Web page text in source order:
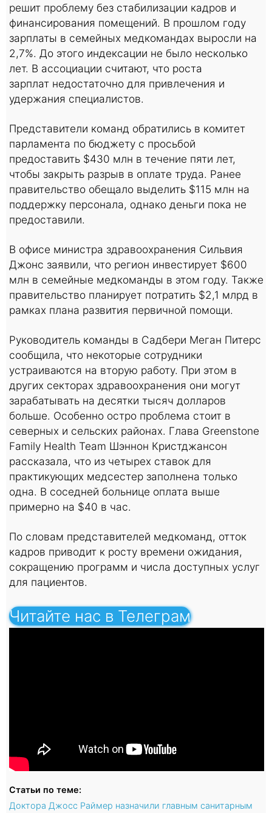
решит проблему без стабилизации кадров и
финансирования помещений. В прошлом году
зарплаты в семейных медкомандах выросли на
2,7%. До этого индексации не было несколько
лет. В ассоциации считают, что роста
зарплат недостаточно для привлечения и
удержания специалистов.
Представители команд обратились в комитет
парламента по бюджету с просьбой
предоставить $430 млн в течение пяти лет,
чтобы закрыть разрыв в оплате труда. Ранее
правительство обещало выделить $115 млн на
поддержку персонала, однако деньги пока не
предоставили.
В офисе министра здравоохранения Сильвия
Джонс заявили, что регион инвестирует $600
млн в семейные медкоманды в этом году. Также
правительство планирует потратить $2,1 млрд в
рамках плана развития первичной помощи.
Руководитель команды в Садбери Меган Питерс
сообщила, что некоторые сотрудники
устраиваются на вторую работу. При этом в
других секторах здравоохранения они могут
зарабатывать на десятки тысяч долларов
больше. Особенно остро проблема стоит в
северных и сельских районах. Глава Greenstone
Family Health Team Шэннон Кристджансон
рассказала, что из четырех ставок для
практикующих медсестер заполнена только
одна. В соседней больнице оплата выше
примерно на $40 в час.
По словам представителей медкоманд, отток
кадров приводит к росту времени ожидания,
сокращению программ и числа доступных услуг
для пациентов.
Читайте нас в Телеграм
Статьи по теме:
Доктора Джосс Раймер назначили главным санитарным